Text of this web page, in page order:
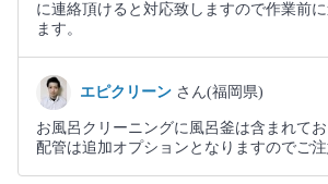
に連絡頂けると対応致しますので作業前
ます。
エピクリーン さん(福岡県)
お風呂クリーニングに風呂釜は含まれて
配管は追加オプションとなりますのでご注